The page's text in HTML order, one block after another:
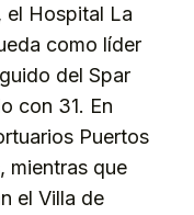
el Hospital La
como líder
del Spar
con 31. En
Puertos
mientras que
el Villa de